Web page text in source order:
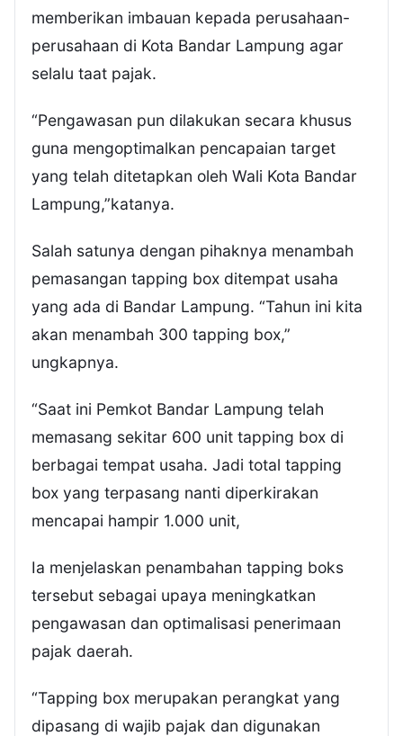
memberikan imbauan kepada perusahaan-
perusahaan di Kota Bandar Lampung agar
selalu taat pajak.
“Pengawasan pun dilakukan secara khusus
guna mengoptimalkan pencapaian target
yang telah ditetapkan oleh Wali Kota Bandar
Lampung,”katanya.
Salah satunya dengan pihaknya menambah
pemasangan tapping box ditempat usaha
yang ada di Bandar Lampung. “Tahun ini kita
akan menambah 300 tapping box,”
ungkapnya.
“Saat ini Pemkot Bandar Lampung telah
memasang sekitar 600 unit tapping box di
berbagai tempat usaha. Jadi total tapping
box yang terpasang nanti diperkirakan
mencapai hampir 1.000 unit,
Ia menjelaskan penambahan tapping boks
tersebut sebagai upaya meningkatkan
pengawasan dan optimalisasi penerimaan
pajak daerah.
“Tapping box merupakan perangkat yang
dipasang di wajib pajak dan digunakan